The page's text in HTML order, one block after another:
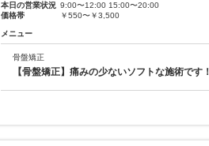
本日の営業状況 9:00〜12:00 15:00〜20:00
価格帯
￥550〜￥3,500
メニュー
骨盤矯正
【骨盤矯正】痛みの少ないソフトな施術です！